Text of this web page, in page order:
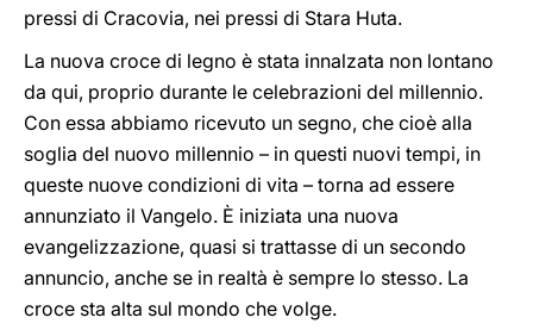
pressi di Cracovia, nei pressi di Stara Huta.
La nuova croce di legno è stata innalzata non lontano
da qui, proprio durante le celebrazioni del millennio.
Con essa abbiamo ricevuto un segno, che cioè alla
soglia del nuovo millennio – in questi nuovi tempi, in
queste nuove condizioni di vita – torna ad essere
annunziato il Vangelo. È iniziata una nuova
evangelizzazione, quasi si trattasse di un secondo
annuncio, anche se in realtà è sempre lo stesso. La
croce sta alta sul mondo che volge.